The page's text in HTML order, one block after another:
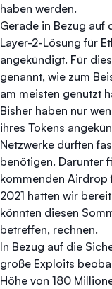
haben werden.
Gerade in Bezug auf
Layer-2-Lösung für
angekündigt. Für
genannt, wie zum
am meisten genutzt
Bisher haben nur
ihres Tokens
Netzwerke dürften
benötigen. Darunter
kommenden Airdrop
2021 hatten wir
könnten diesen
betreffen, rechnen.
In Bezug auf die
große Exploits
Höhe von 180